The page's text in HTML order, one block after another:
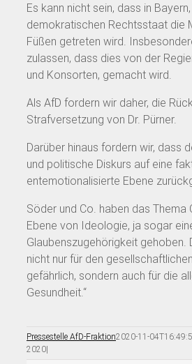
Es kann nicht sein, dass in
demokratischen Rechtsstaat die
Füßen getreten wird.
zulassen, dass dies von der
und Konsorten, gemacht wird.
Als AfD fordern wir daher, die
Strafversetzung von Dr. Pürner.
Darüber hinaus fordern wir, dass
und politische Diskurs auf eine
entemotionalisierte Ebene
Söder und Co. haben das Thema
Ebene von Ideologie, ja sogar
Glaubenszugehörigkeit gehoben.
nicht nur für den
gefährlich, sondern auch für die
Gesundheit.“
Pressestelle AfD-Fraktion2020-11-
2020|